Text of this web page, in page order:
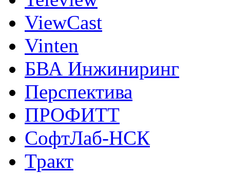
ViewCast
Vinten
БВА Инжиниринг
Перспектива
ПРОФИТТ
СофтЛаб-НСК
Тракт